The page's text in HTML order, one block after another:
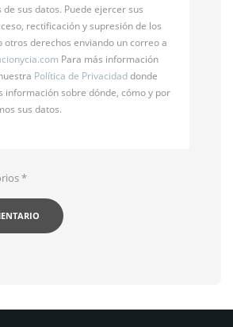
sus datos. Puede ejercer sus
rectificación y supresión de los
otros derechos enviando un correo a
Para más información
Política de Privacidaddonde
información sobre dónde, cómo y por
sus datos.
*